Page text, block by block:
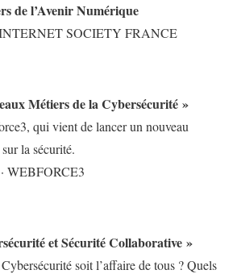
de l’Avenir Numérique
INTERNET SOCIETY FRANCE
Métiers de la Cybersécurité »
qui vient de lancer un nouveau
la sécurité.
· WEBFORCE3
et Sécurité Collaborative »
soit l’affaire de tous ? Quels